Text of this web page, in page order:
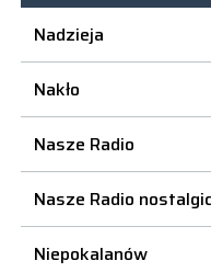
Nadzieja
Nakło
Nasze Radio
Nasze Radio
Niepokalanów